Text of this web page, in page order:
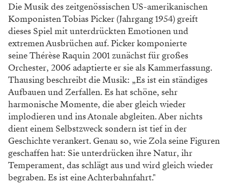
Die Musik des zeitgenössischen US-amerikanischen
Komponisten Tobias Picker (Jahrgang 1954) greift
dieses Spiel mit unterdrückten Emotionen und
extremen Ausbrüchen auf. Picker komponierte
seine Thérèse Raquin 2001 zunächst für großes
Orchester, 2006 adaptierte er sie als Kammerfassung.
Thausing beschreibt die Musik: „Es ist ein ständiges
Aufbauen und Zerfallen. Es hat schöne, sehr
harmonische Momente, die aber gleich wieder
implodieren und ins Atonale abgleiten. Aber nichts
dient einem Selbstzweck sondern ist tief in der
Geschichte verankert. Genau so, wie Zola seine Figuren
geschaffen hat: Sie unterdrücken ihre Natur, ihr
Temperament, das schlägt aus und wird gleich wieder
begraben. Es ist eine Achterbahnfahrt."